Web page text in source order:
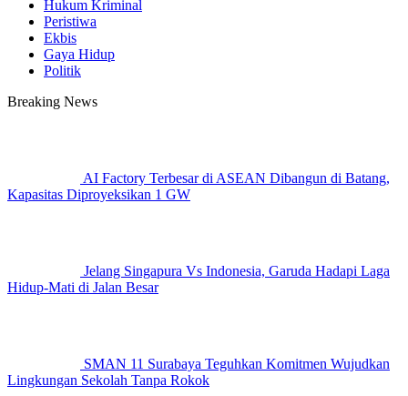
Hukum Kriminal
Peristiwa
Ekbis
Gaya Hidup
Politik
Breaking News
AI Factory Terbesar di ASEAN Dibangun di Batang,
Kapasitas Diproyeksikan 1 GW
Jelang Singapura Vs Indonesia, Garuda Hadapi Laga
Hidup-Mati di Jalan Besar
SMAN 11 Surabaya Teguhkan Komitmen Wujudkan
Lingkungan Sekolah Tanpa Rokok